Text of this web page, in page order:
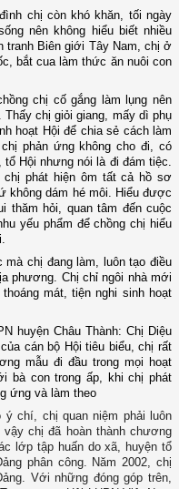
chị còn khó khăn, tối ngày
nên không hiểu biết nhiều
tranh Biên giới Tây Nam, chị ở
bắt cua làm thức ăn nuôi con
chị cố gắng làm lụng nên
chị giỏi giang, mấy dì phụ
hoạt Hội để chia sẻ cách làm
phản ứng không cho đi, có
Hội nhưng nói là đi đám tiệc.
chị phát hiện ôm tất cả hồ sơ
không dám hé môi. Hiểu được
thăm hỏi, quan tâm đến cuộc
yếu phẩm để chồng chị hiểu
chị đang làm, luôn tạo điều
phương. Chị chỉ ngôi nhà mới
mát, tiện nghi sinh hoạt
huyện Châu Thành: Chị Diệu
cán bộ Hội tiêu biểu, chị rất
mẫu đi đầu trong mọi hoạt
bà con trong ấp, khi chị phát
ứng và làm theo
chí, chị quan niệm phải luôn
chị đã hoàn thành chương
lớp tập huấn do xã, huyện tổ
phân công. Năm 2002, chị
Với những đóng góp trên,